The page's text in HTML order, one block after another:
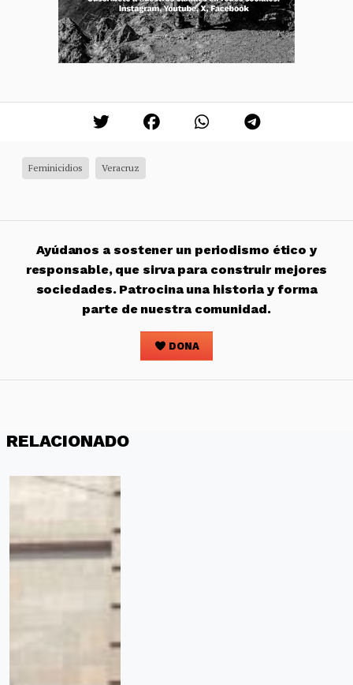
Feminicidios Veracruz
Ayúdanos a sostener un periodismo ético y
responsable, que sirva para construir mejores
sociedades. Patrocina una historia y forma
parte de nuestra comunidad.
DONA
RELACIONADO